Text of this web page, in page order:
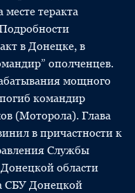
теракта
в Донецке, в
ополченцев.
мощного
командир
(Моторола). Глава
в причастности к
Службы
области
СБУ Донецкой